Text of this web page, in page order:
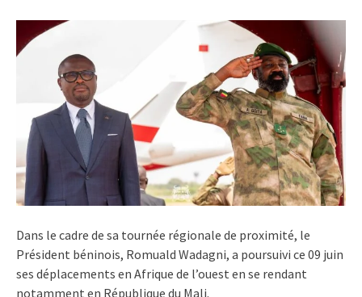
Dans le cadre de sa tournée régionale de proximité, le
Président béninois, Romuald Wadagni, a poursuivi ce 09 juin
ses déplacements en Afrique de l’ouest en se rendant
notamment en République du Mali.